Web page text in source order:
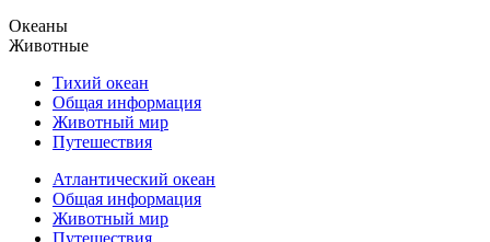
Океаны
Животные
Тихий океан
Общая информация
Животный мир
Путешествия
Атлантический океан
Общая информация
Животный мир
Путешествия